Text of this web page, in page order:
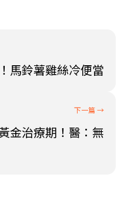
馬鈴薯雞絲冷便當
金治療期！醫：無